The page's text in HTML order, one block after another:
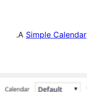
A Simple Calendar